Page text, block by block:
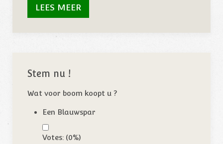
LEES MEER
Stem nu !
Wat voor boom koopt u ?
Een Blauwspar
Votes: (0%)